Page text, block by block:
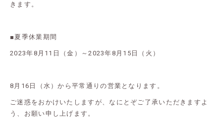
きます。
■夏季休業期間
2023年8月11日（金）～2023年8月15日（火）
8月16日（水）から平常通りの営業となります。
ご迷惑をおかけいたしますが、なにとぞご了承いただきますよ
う、お願い申し上げます。